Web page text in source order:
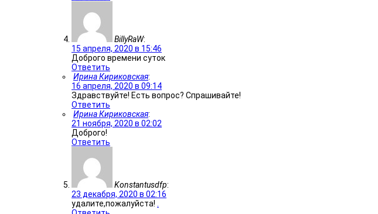
BillyRaW:
15 апреля, 2020 в 15:46
Доброго времени суток
Ответить
Ирина Кириковская:
16 апреля, 2020 в 09:14
Здравствуйте! Есть вопрос? Спрашивайте!
Ответить
Ирина Кириковская:
21 ноября, 2020 в 02:02
Доброго!
Ответить
Konstantusdfp:
23 декабря, 2020 в 02:16
удалите,пожалуйста!